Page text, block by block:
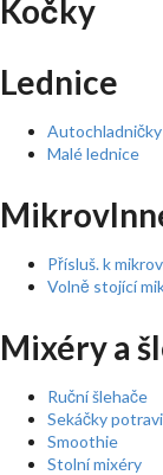
Kočky
Lednice
Autochladničky
Malé lednice
Přísluš. k
Volně stojící
Mixéry a
Ruční šlehače
Sekáčky
Smoothie
Stolní mixéry